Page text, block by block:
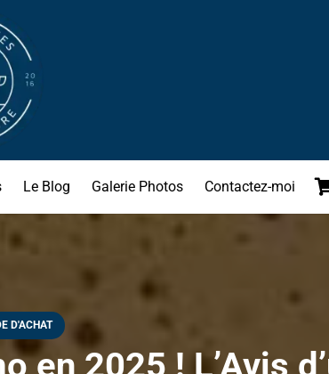
Le Blog Galerie Photos Contactez-moi
D'ACHAT
2025 ! L’Avis